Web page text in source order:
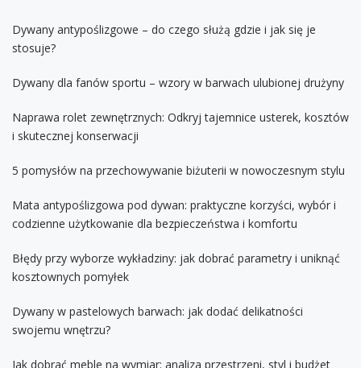
Dywany antypoślizgowe – do czego służą gdzie i jak się je
stosuje?
Dywany dla fanów sportu – wzory w barwach ulubionej drużyny
Naprawa rolet zewnętrznych: Odkryj tajemnice usterek, kosztów
i skutecznej konserwacji
5 pomysłów na przechowywanie biżuterii w nowoczesnym stylu
Mata antypoślizgowa pod dywan: praktyczne korzyści, wybór i
codzienne użytkowanie dla bezpieczeństwa i komfortu
Błędy przy wyborze wykładziny: jak dobrać parametry i uniknąć
kosztownych pomyłek
Dywany w pastelowych barwach: jak dodać delikatności
swojemu wnętrzu?
Jak dobrać meble na wymiar: analiza przestrzeni, styl i budżet